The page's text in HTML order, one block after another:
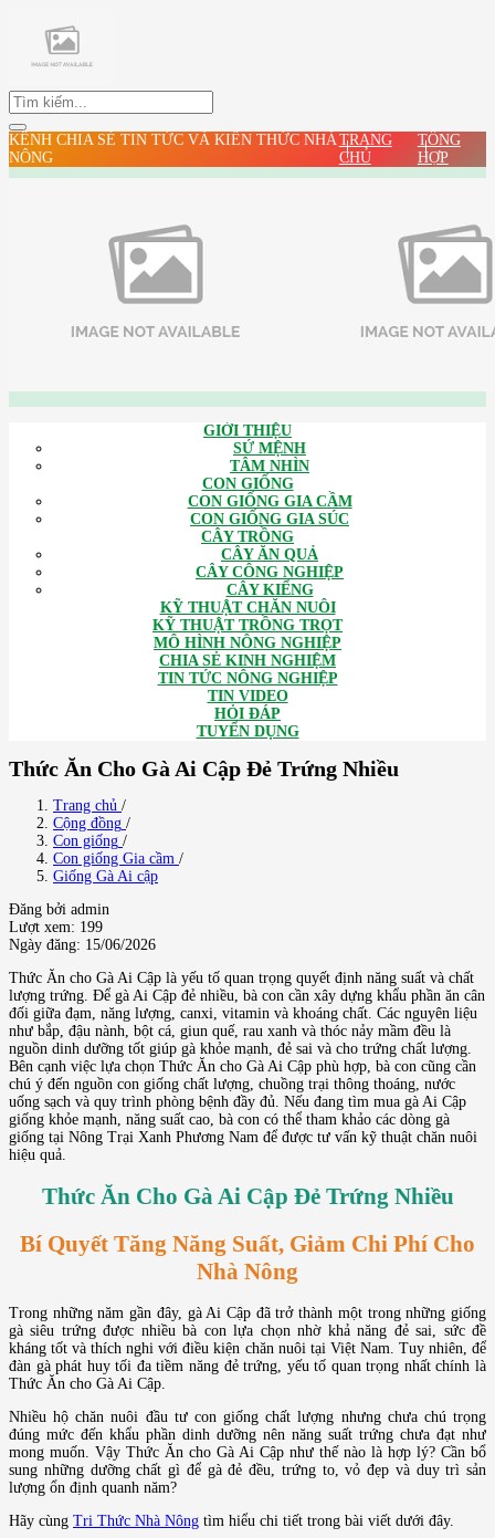
KÊNH CHIA SẺ TIN TỨC VÀ KIẾN THỨC NHÀ
NÔNG
TRANG
CHỦ
TỔNG
HỢP
GIỚI THIỆU
SỨ MỆNH
TÂM NHÌN
CON GIỐNG
CON GIỐNG GIA CẦM
CON GIỐNG GIA SÚC
CÂY TRỒNG
CÂY ĂN QUẢ
CÂY CÔNG NGHIỆP
CÂY KIỂNG
KỸ THUẬT CHĂN NUÔI
KỸ THUẬT TRỒNG TRỌT
MÔ HÌNH NÔNG NGHIỆP
CHIA SẺ KINH NGHIỆM
TIN TỨC NÔNG NGHIỆP
TIN VIDEO
HỎI ĐÁP
TUYỂN DỤNG
Thức Ăn Cho Gà Ai Cập Đẻ Trứng Nhiều
Trang chủ /
Cộng đồng /
Con giống /
Con giống Gia cầm /
Giống Gà Ai cập
Đăng bởi admin
Lượt xem: 199
Ngày đăng: 15/06/2026
Thức Ăn cho Gà Ai Cập là yếu tố quan trọng quyết định năng suất và chất
lượng trứng. Để gà Ai Cập đẻ nhiều, bà con cần xây dựng khẩu phần ăn cân
đối giữa đạm, năng lượng, canxi, vitamin và khoáng chất. Các nguyên liệu
như bắp, đậu nành, bột cá, giun quế, rau xanh và thóc nảy mầm đều là
nguồn dinh dưỡng tốt giúp gà khỏe mạnh, đẻ sai và cho trứng chất lượng.
Bên cạnh việc lựa chọn Thức Ăn cho Gà Ai Cập phù hợp, bà con cũng cần
chú ý đến nguồn con giống chất lượng, chuồng trại thông thoáng, nước
uống sạch và quy trình phòng bệnh đầy đủ. Nếu đang tìm mua gà Ai Cập
giống khỏe mạnh, năng suất cao, bà con có thể tham khảo các dòng gà
giống tại Nông Trại Xanh Phương Nam để được tư vấn kỹ thuật chăn nuôi
hiệu quả.
Thức Ăn Cho Gà Ai Cập Đẻ Trứng Nhiều
Bí Quyết Tăng Năng Suất, Giảm Chi Phí Cho
Nhà Nông
Trong những năm gần đây, gà Ai Cập đã trở thành một trong những giống
gà siêu trứng được nhiều bà con lựa chọn nhờ khả năng đẻ sai, sức đề
kháng tốt và thích nghi với điều kiện chăn nuôi tại Việt Nam. Tuy nhiên, để
đàn gà phát huy tối đa tiềm năng đẻ trứng, yếu tố quan trọng nhất chính là
Thức Ăn cho Gà Ai Cập.
Nhiều hộ chăn nuôi đầu tư con giống chất lượng nhưng chưa chú trọng
đúng mức đến khẩu phần dinh dưỡng nên năng suất trứng chưa đạt như
mong muốn. Vậy Thức Ăn cho Gà Ai Cập như thế nào là hợp lý? Cần bổ
sung những dưỡng chất gì để gà đẻ đều, trứng to, vỏ đẹp và duy trì sản
lượng ổn định quanh năm?
Hãy cùng Tri Thức Nhà Nông tìm hiểu chi tiết trong bài viết dưới đây.